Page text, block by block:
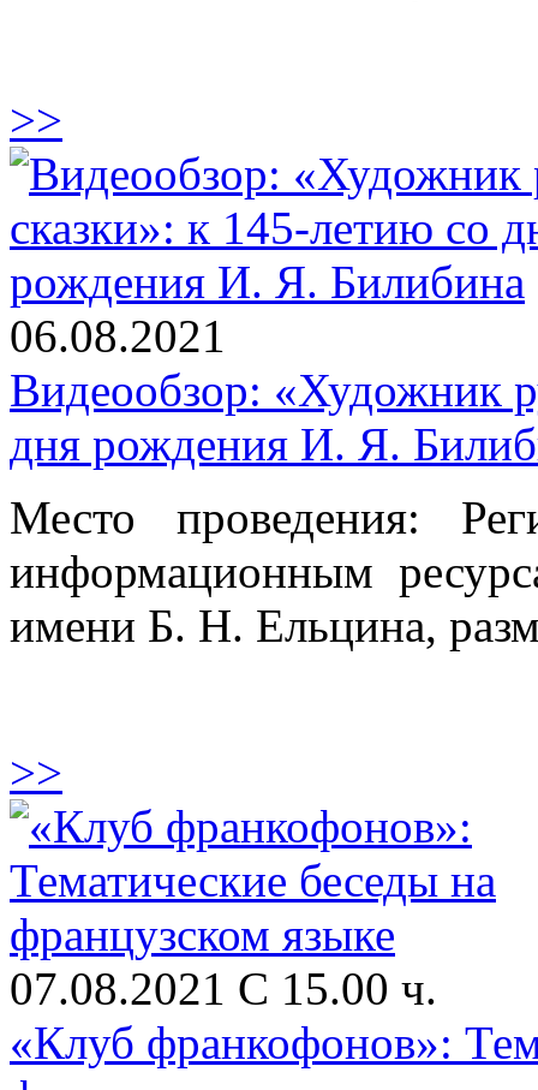
>>
06.08.2021
Видеообзор: «Художник
дня рождения И. Я.
Место проведения:
информационным
имени Б. Н. Ельцина,
>>
07.08.2021 С 15.00 ч.
«Клуб франкофонов»: